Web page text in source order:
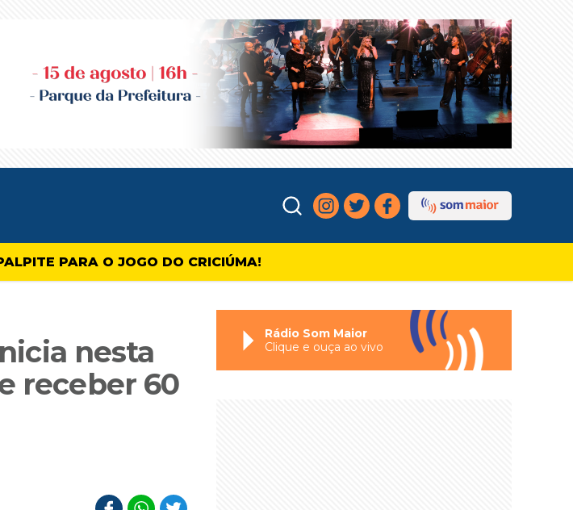
PARA O JOGO DO CRICIÚMA!
nesta
receber 60
Rádio Som Maior
Clique e ouça ao vivo